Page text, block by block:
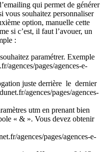
qui permet de générer
vous souhaitez personnaliser
option, manuelle cette
si c’est, il faut l’avouer, un
:
paramétrer. Exemple
agences/pages/agences-e-
juste derrière le dernier
agences/pages/agences-
utm en prenant bien
« & ». Vous devez obtenir
agences/pages/agences-e-